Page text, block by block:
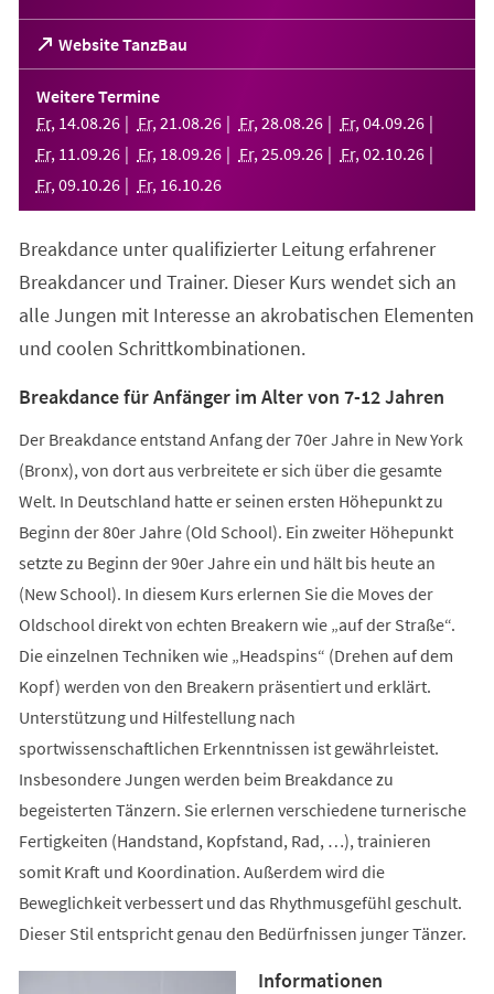
Website TanzBau
(Öffnet
in
einem
neuen
Tab)
Weitere Termine
Fr, 14.08.26 Fr, 21 .08.26 Fr, 28.08.26 Fr, 04.09.26
Fr, 11 .09.26 Fr, 18.09.26 Fr, 25.09.26 Fr, 02.10.26
Fr, 09.10.26 Fr, 16.10.26
Breakdance unter qualifizierter Leitung erfahrener
Breakdancer und Trainer. Dieser Kurs wendet sich an
alle Jungen mit Interesse an akrobatischen Elementen
und coolen Schrittkombinationen.
Breakdance für Anfänger im Alter von 7-12 Jahren
Der Breakdance entstand Anfang der 70er Jahre in New York
(Bronx), von dort aus verbreitete er sich über die gesamte
Welt. In Deutschland hatte er seinen ersten Höhepunkt zu
Beginn der 80er Jahre (Old School). Ein zweiter Höhepunkt
setzte zu Beginn der 90er Jahre ein und hält bis heute an
(New School). In diesem Kurs erlernen Sie die Moves der
Oldschool direkt von echten Breakern wie „auf der Straße“.
Die einzelnen Techniken wie „Headspins“ (Drehen auf dem
Kopf) werden von den Breakern präsentiert und erklärt.
Unterstützung und Hilfestellung nach
sportwissenschaftlichen Erkenntnissen ist gewährleistet.
Insbesondere Jungen werden beim Breakdance zu
begeisterten Tänzern. Sie erlernen verschiedene turnerische
Fertigkeiten (Handstand, Kopfstand, Rad, …), trainieren
somit Kraft und Koordination. Außerdem wird die
Beweglichkeit verbessert und das Rhythmusgefühl geschult.
Dieser Stil entspricht genau den Bedürfnissen junger Tänzer.
Informationen